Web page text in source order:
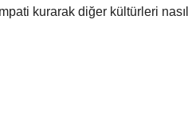
kurarak diğer kültürleri nasıl